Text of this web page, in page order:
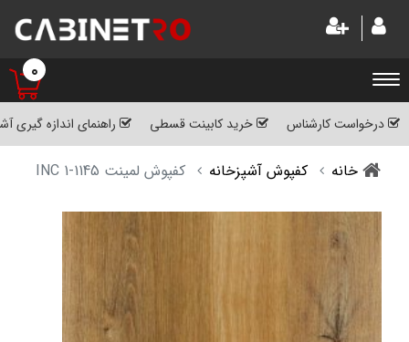
0
درخواست کارشناس خرید کابینت قسطی راهنمای اندازه گیری
خانه کفپوش آشپزخانه کفپوش لمینت INC 1-1145